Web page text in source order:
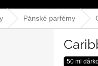
Pánské parfémy
50 ml